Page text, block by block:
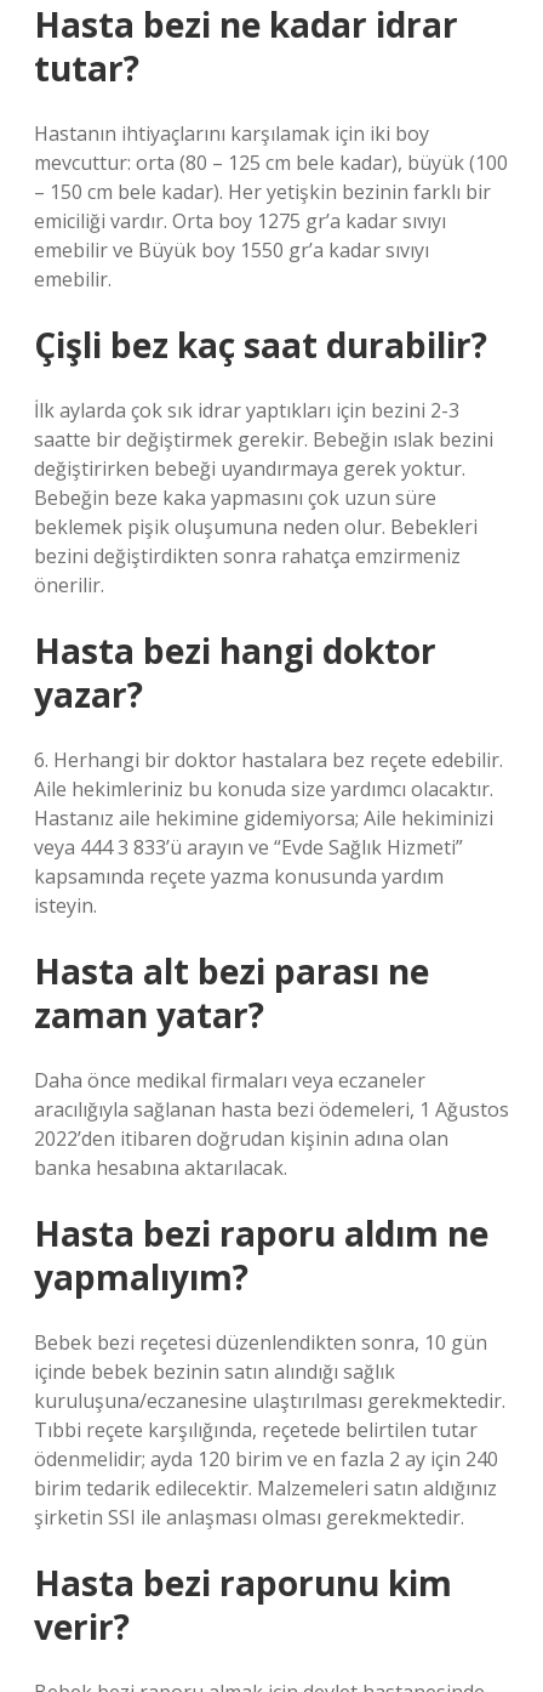
Hasta bezi ne kadar idrar
tutar?
Hastanın ihtiyaçlarını karşılamak için iki boy
mevcuttur: orta (80 – 125 cm bele kadar), büyük (100
– 150 cm bele kadar). Her yetişkin bezinin farklı bir
emiciliği vardır. Orta boy 1275 gr’a kadar sıvıyı
emebilir ve Büyük boy 1550 gr’a kadar sıvıyı
emebilir.
Çişli bez kaç saat durabilir?
İlk aylarda çok sık idrar yaptıkları için bezini 2-3
saatte bir değiştirmek gerekir. Bebeğin ıslak bezini
değiştirirken bebeği uyandırmaya gerek yoktur.
Bebeğin beze kaka yapmasını çok uzun süre
beklemek pişik oluşumuna neden olur. Bebekleri
bezini değiştirdikten sonra rahatça emzirmeniz
önerilir.
Hasta bezi hangi doktor
yazar?
6. Herhangi bir doktor hastalara bez reçete edebilir.
Aile hekimleriniz bu konuda size yardımcı olacaktır.
Hastanız aile hekimine gidemiyorsa; Aile hekiminizi
veya 444 3 833’ü arayın ve “Evde Sağlık Hizmeti”
kapsamında reçete yazma konusunda yardım
isteyin.
Hasta alt bezi parası ne
zaman yatar?
Daha önce medikal firmaları veya eczaneler
aracılığıyla sağlanan hasta bezi ödemeleri, 1 Ağustos
2022’den itibaren doğrudan kişinin adına olan
banka hesabına aktarılacak.
Hasta bezi raporu aldım ne
yapmalıyım?
Bebek bezi reçetesi düzenlendikten sonra, 10 gün
içinde bebek bezinin satın alındığı sağlık
kuruluşuna/eczanesine ulaştırılması gerekmektedir.
Tıbbi reçete karşılığında, reçetede belirtilen tutar
ödenmelidir; ayda 120 birim ve en fazla 2 ay için 240
birim tedarik edilecektir. Malzemeleri satın aldığınız
şirketin SSI ile anlaşması olması gerekmektedir.
Hasta bezi raporunu kim
verir?